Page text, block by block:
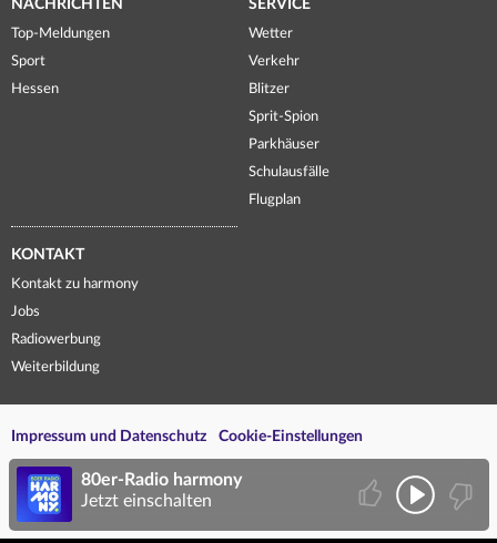
NACHRICHTEN
Top-Meldungen
Sport
Hessen
SERVICE
Wetter
Verkehr
Blitzer
Sprit-Spion
Parkhäuser
Schulausfälle
Flugplan
KONTAKT
Kontakt zu harmony
Jobs
Radiowerbung
Weiterbildung
Impressum und Datenschutz Cookie-Einstellungen
80er-Radio harmony
Jetzt einschalten